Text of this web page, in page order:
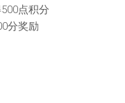
点积分
分奖励